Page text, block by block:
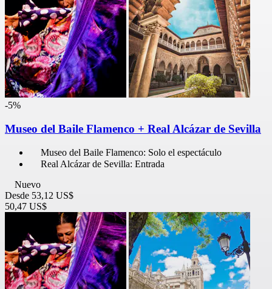
-5%
Museo del Baile Flamenco + Real Alcázar de Sevilla
Museo del Baile Flamenco: Solo el espectáculo
Real Alcázar de Sevilla: Entrada
Nuevo
Desde 53,12 US$
50,47 US$